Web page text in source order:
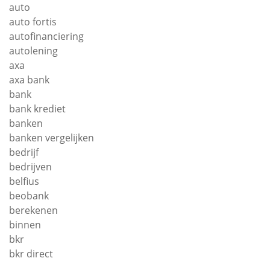
auto
auto fortis
autofinanciering
autolening
axa
axa bank
bank
bank krediet
banken
banken vergelijken
bedrijf
bedrijven
belfius
beobank
berekenen
binnen
bkr
bkr direct